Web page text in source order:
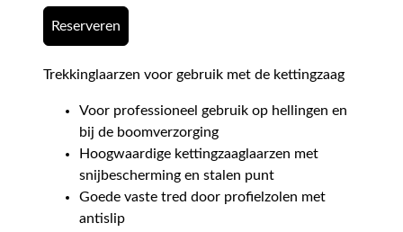
Reserveren
Trekkinglaarzen voor gebruik met de kettingzaag
Voor professioneel gebruik op hellingen en
bij de boomverzorging
Hoogwaardige kettingzaaglaarzen met
snijbescherming en stalen punt
Goede vaste tred door profielzolen met
antislip